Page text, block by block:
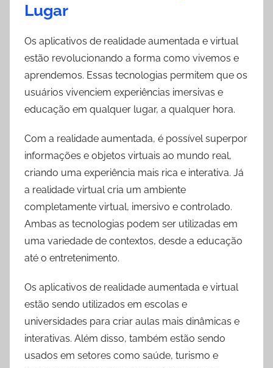
Lugar
Os aplicativos de realidade aumentada e virtual
estão revolucionando a forma como vivemos e
aprendemos. Essas tecnologias permitem que os
usuários vivenciem experiências imersivas e
educação em qualquer lugar, a qualquer hora.
Com a realidade aumentada, é possível superpor
informações e objetos virtuais ao mundo real,
criando uma experiência mais rica e interativa. Já
a realidade virtual cria um ambiente
completamente virtual, imersivo e controlado.
Ambas as tecnologias podem ser utilizadas em
uma variedade de contextos, desde a educação
até o entretenimento.
Os aplicativos de realidade aumentada e virtual
estão sendo utilizados em escolas e
universidades para criar aulas mais dinâmicas e
interativas. Além disso, também estão sendo
usados em setores como saúde, turismo e